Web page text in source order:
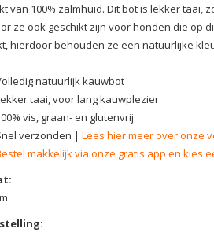
van 100% zalmhuid. Dit bot is lekker taai,
ze ook geschikt zijn voor honden die op
hierdoor behouden ze een natuurlijke
natuurlijk kauwbot
taai, voor lang kauwplezier
vis, graan- en glutenvrij
verzonden | Lees hier meer over onze
makkelijk via onze gratis app en kies